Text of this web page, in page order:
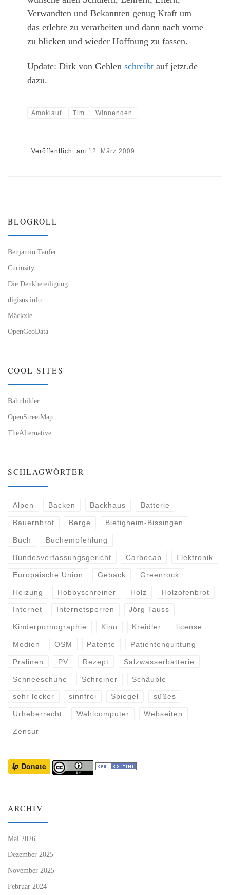
Verwandten und Bekannten genug Kraft um
das erlebte zu verarbeiten und dann nach vorne
zu blicken und wieder Hoffnung zu fassen.
Update: Dirk von Gehlen schreibtauf jetzt.de
dazu.
Amoklauf Tim Winnenden
Veröffentlicht am 12. März 2009
BLOGROLL
Benjamin Taufer
Curiosity
Die Denkbeteiligung
digisus.info
Mäckxle
OpenGeoData
COOL SITES
Bahnbilder
OpenStreetMap
TheAlternative
SCHLAGWÖRTER
Alpen Backen Backhaus Batterie
Bauernbrot Berge Bietigheim-Bissingen
Buch Buchempfehlung
Bundesverfassungsgericht Carbocab Elektronik
Europäische Union Gebäck Greenrock
Heizung Hobbyschreiner Holz Holzofenbrot
Internet Internetsperren Jörg Tauss
Kinderpornographie Kino Kreidler license
Medien OSM Patente Patientenquittung
Pralinen PV Rezept Salzwasserbatterie
Schneeschuhe Schreiner Schäuble
sehr lecker sinnfrei Spiegel süßes
Urheberrecht Wahlcomputer Webseiten
Zensur
ARCHIV
Mai 2026
Dezember 2025
November 2025
Februar 2024